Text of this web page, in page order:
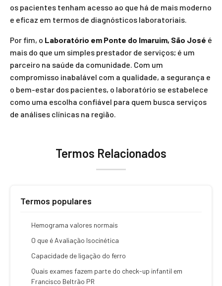
os pacientes tenham acesso ao que há de mais moderno
e eficaz em termos de diagnósticos laboratoriais.
Por fim, o Laboratório em Ponte do Imaruim, São José é
mais do que um simples prestador de serviços; é um
parceiro na saúde da comunidade. Com um
compromisso inabalável com a qualidade, a segurança e
o bem-estar dos pacientes, o laboratório se estabelece
como uma escolha confiável para quem busca serviços
de análises clínicas na região.
Termos Relacionados
Termos populares
Hemograma valores normais
O que é Avaliação Isocinética
Capacidade de ligação do ferro
Quais exames fazem parte do check-up infantil em
Francisco Beltrão PR